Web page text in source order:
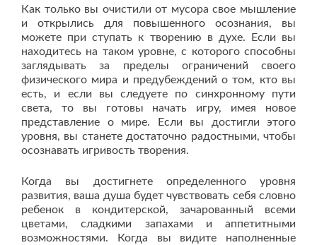
Как только вы очистили от мусора свое мышление
и открылись для повышенного осознания, вы
можете при ступать к творению в духе. Если вы
находитесь на таком уровне, с которого способны
заглядывать за пределы ограничений своего
физического мира и предубеждений о том, кто вы
есть, и если вы следуете по синхронному пути
света, то вы готовы начать игру, имея новое
представление о мире. Если вы достигли этого
уровня, вы станете достаточно радостными, чтобы
осознавать игривость творения.
Когда вы достигнете определенного уровня
развития, ваша душа будет чувствовать себя словно
ребенок в кондитерской, зачарованный всеми
цветами, сладкими запахами и аппетитными
возможностями. Когда вы видите наполненные